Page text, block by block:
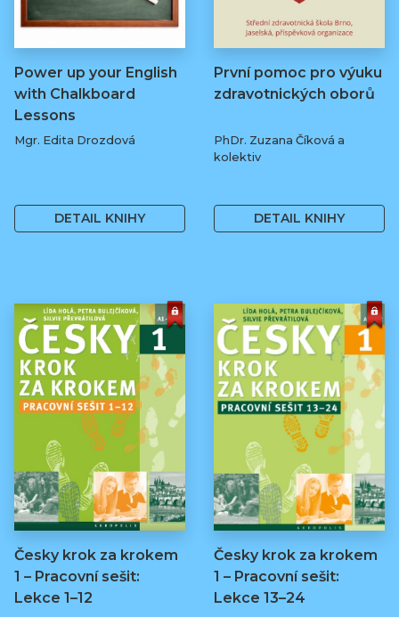
Power up your English
with Chalkboard
Lessons
Mgr. Edita Drozdová
DETAIL KNIHY
První pomoc pro výuku
zdravotnických oborů
PhDr. Zuzana Číková a
kolektiv
DETAIL KNIHY
Česky krok za krokem
1 – Pracovní sešit:
Lekce 1–12
Česky krok za krokem
1 – Pracovní sešit:
Lekce 13–24